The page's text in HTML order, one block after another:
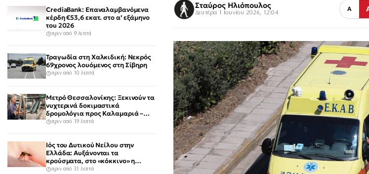
CrediaBank: Επαναλαμβανόμενα
κέρδη €53,6 εκατ. στο α’ εξάμηνο
του 2026
πριν από 9 λεπτά
Τραγωδία στη Χαλκιδική: Νεκρός
69χρονος λουόμενος στη Σίβηρη
πριν από 10 λεπτά
Μετρό Θεσσαλονίκης: Ξεκινούν τα
νυχτερινά δοκιμαστικά
δρομολόγια προς Καλαμαριά –
Στους νέους σταθμούς ο Νίκος
πριν από 19 λεπτά
Ιός του Δυτικού Νείλου στην
Ελλάδα: Αυξάνονται τα
κρούσματα, στο «κόκκινο» η
Αττική με τις περισσότερες
πριν από 31 λεπτά
Σταύρος Ηλιόπουλος
Δευτέρα 1 Ιουνίου 2026, 12:04
Α